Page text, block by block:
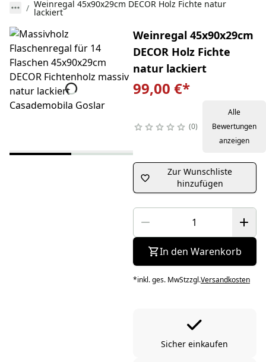
Weinregal 45x90x29cm DECOR Holz Fichte natur
lackiert
Weinregal 45x90x29cm
DECOR Holz Fichte
natur lackiert
99,00 €*
0
Alle
Bewertungen
anzeigen
Zur Wunschliste
hinzufügen
In den Warenkorb
*inkl. ges. MwStzzgl.Versandkosten
Sicher einkaufen